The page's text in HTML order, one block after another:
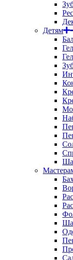
Детям